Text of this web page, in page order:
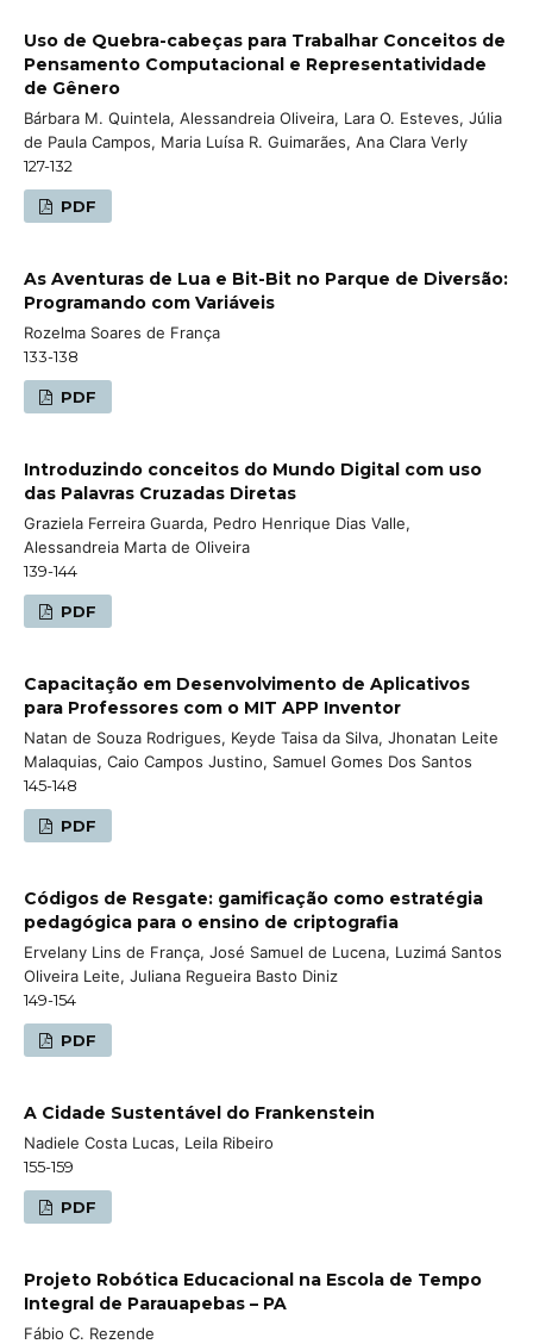
Uso de Quebra-cabeças para Trabalhar Conceitos de
Pensamento Computacional e Representatividade
de Gênero
Bárbara M. Quintela, Alessandreia Oliveira, Lara O. Esteves, Júlia
de Paula Campos, Maria Luísa R. Guimarães, Ana Clara Verly
127-132
PDF
As Aventuras de Lua e Bit-Bit no Parque de Diversão:
Programando com Variáveis
Rozelma Soares de França
133-138
PDF
Introduzindo conceitos do Mundo Digital com uso
das Palavras Cruzadas Diretas
Graziela Ferreira Guarda, Pedro Henrique Dias Valle,
Alessandreia Marta de Oliveira
139-144
PDF
Capacitação em Desenvolvimento de Aplicativos
para Professores com o MIT APP Inventor
Natan de Souza Rodrigues, Keyde Taisa da Silva, Jhonatan Leite
Malaquias, Caio Campos Justino, Samuel Gomes Dos Santos
145-148
PDF
Códigos de Resgate: gamificação como estratégia
pedagógica para o ensino de criptografia
Ervelany Lins de França, José Samuel de Lucena, Luzimá Santos
Oliveira Leite, Juliana Regueira Basto Diniz
149-154
PDF
A Cidade Sustentável do Frankenstein
Nadiele Costa Lucas, Leila Ribeiro
155-159
PDF
Projeto Robótica Educacional na Escola de Tempo
Integral de Parauapebas – PA
Fábio C. Rezende